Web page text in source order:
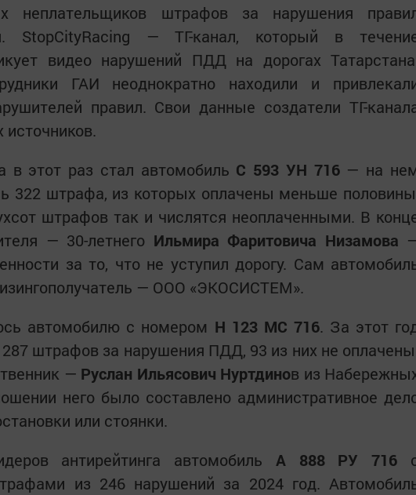
неплательщиков штрафов за нарушения
StopCityRacing — ТГ-канал, который в
видео нарушений ПДД на дорогах
ГАИ неоднократно находили и
правил. Свои данные создатели ТГ-
в этот раз стал автомобиль С 593 УН 716 — на
322 штрафа, из которых оплачены меньше
штрафов так и числятся неоплаченными. В
— 30-летнего Ильмира Фаритовича Низамова
за то, что не уступил дорогу. Сам
— ООО «ЭКОСИСТЕМ».
автомобилю с номером Н 123 МС 716. За этот
штрафов за нарушения ПДД, 93 из них не
— Руслан Ильясович Нуртдинов из
него было составлено административное
или стоянки.
антирейтинга автомобиль А 888 РУ 716
из 246 нарушений за 2024 год.